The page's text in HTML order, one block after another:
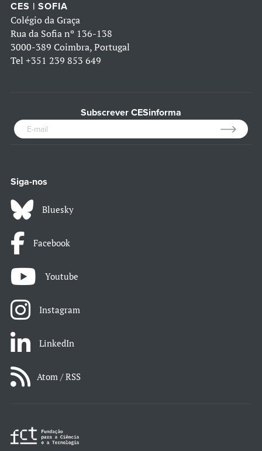
CES | SOFIA
Colégio da Graça
Rua da Sofia nº 136-138
3000-389 Coimbra, Portugal
Tel +351 239 853 649
Subscrever CESinforma
Siga-nos
Bluesky
Facebook
Youtube
Instagram
LinkedIn
Atom / RSS